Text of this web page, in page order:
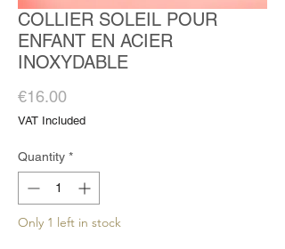
COLLIER SOLEIL POUR
ENFANT EN ACIER
INOXYDABLE
€16.00Price
VAT Included
Quantity *
Only 1 left in stock